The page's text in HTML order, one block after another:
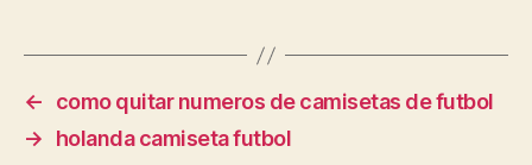
←
como quitar numeros de camisetas de futbol
→
holanda camiseta futbol